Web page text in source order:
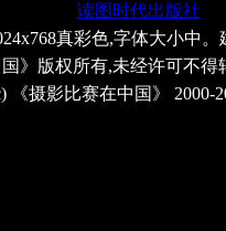
读图时代出版社
真彩色,字体大小中
国》版权所有,未经许可不
《摄影比赛在中国》 2000-